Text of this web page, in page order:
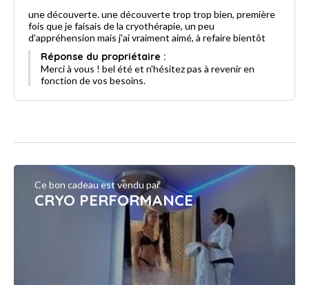
une découverte. une découverte trop trop bien, première
fois que je faisais de la cryothérapie, un peu
d'appréhension mais j'ai vraiment aimé, à refaire bientôt
Réponse du propriétaire :
Merci à vous ! bel été et n'hésitez pas à revenir en
fonction de vos besoins.
Ce bon cadeau est vendu par
CRYO PERFORMANCE